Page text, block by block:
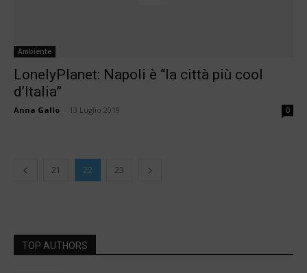
Ambiente
LonelyPlanet: Napoli è “la città più cool
d’Italia”
Anna Gallo 13 Luglio 2019 0
21 22 23
TOP AUTHORS